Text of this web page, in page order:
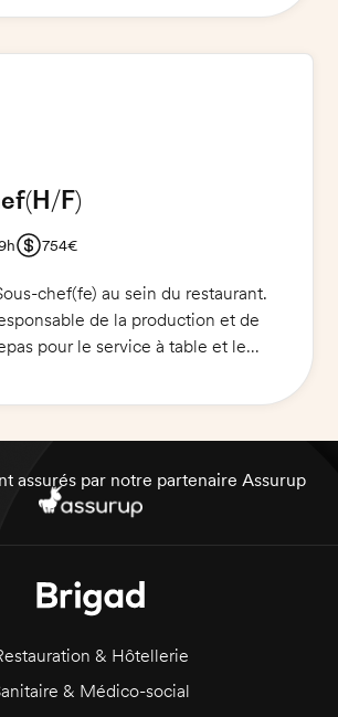
chaussures de sécurité sont
(H/F)
754€
chef(fe) au sein du restaurant.
de la production et de
pour le service à table et le
à la qualité des produits
participerez à la gestion du
l'inventaire des produits. Venez
assurés par notre partenaire Assurup
& Hôtellerie
& Médico-social